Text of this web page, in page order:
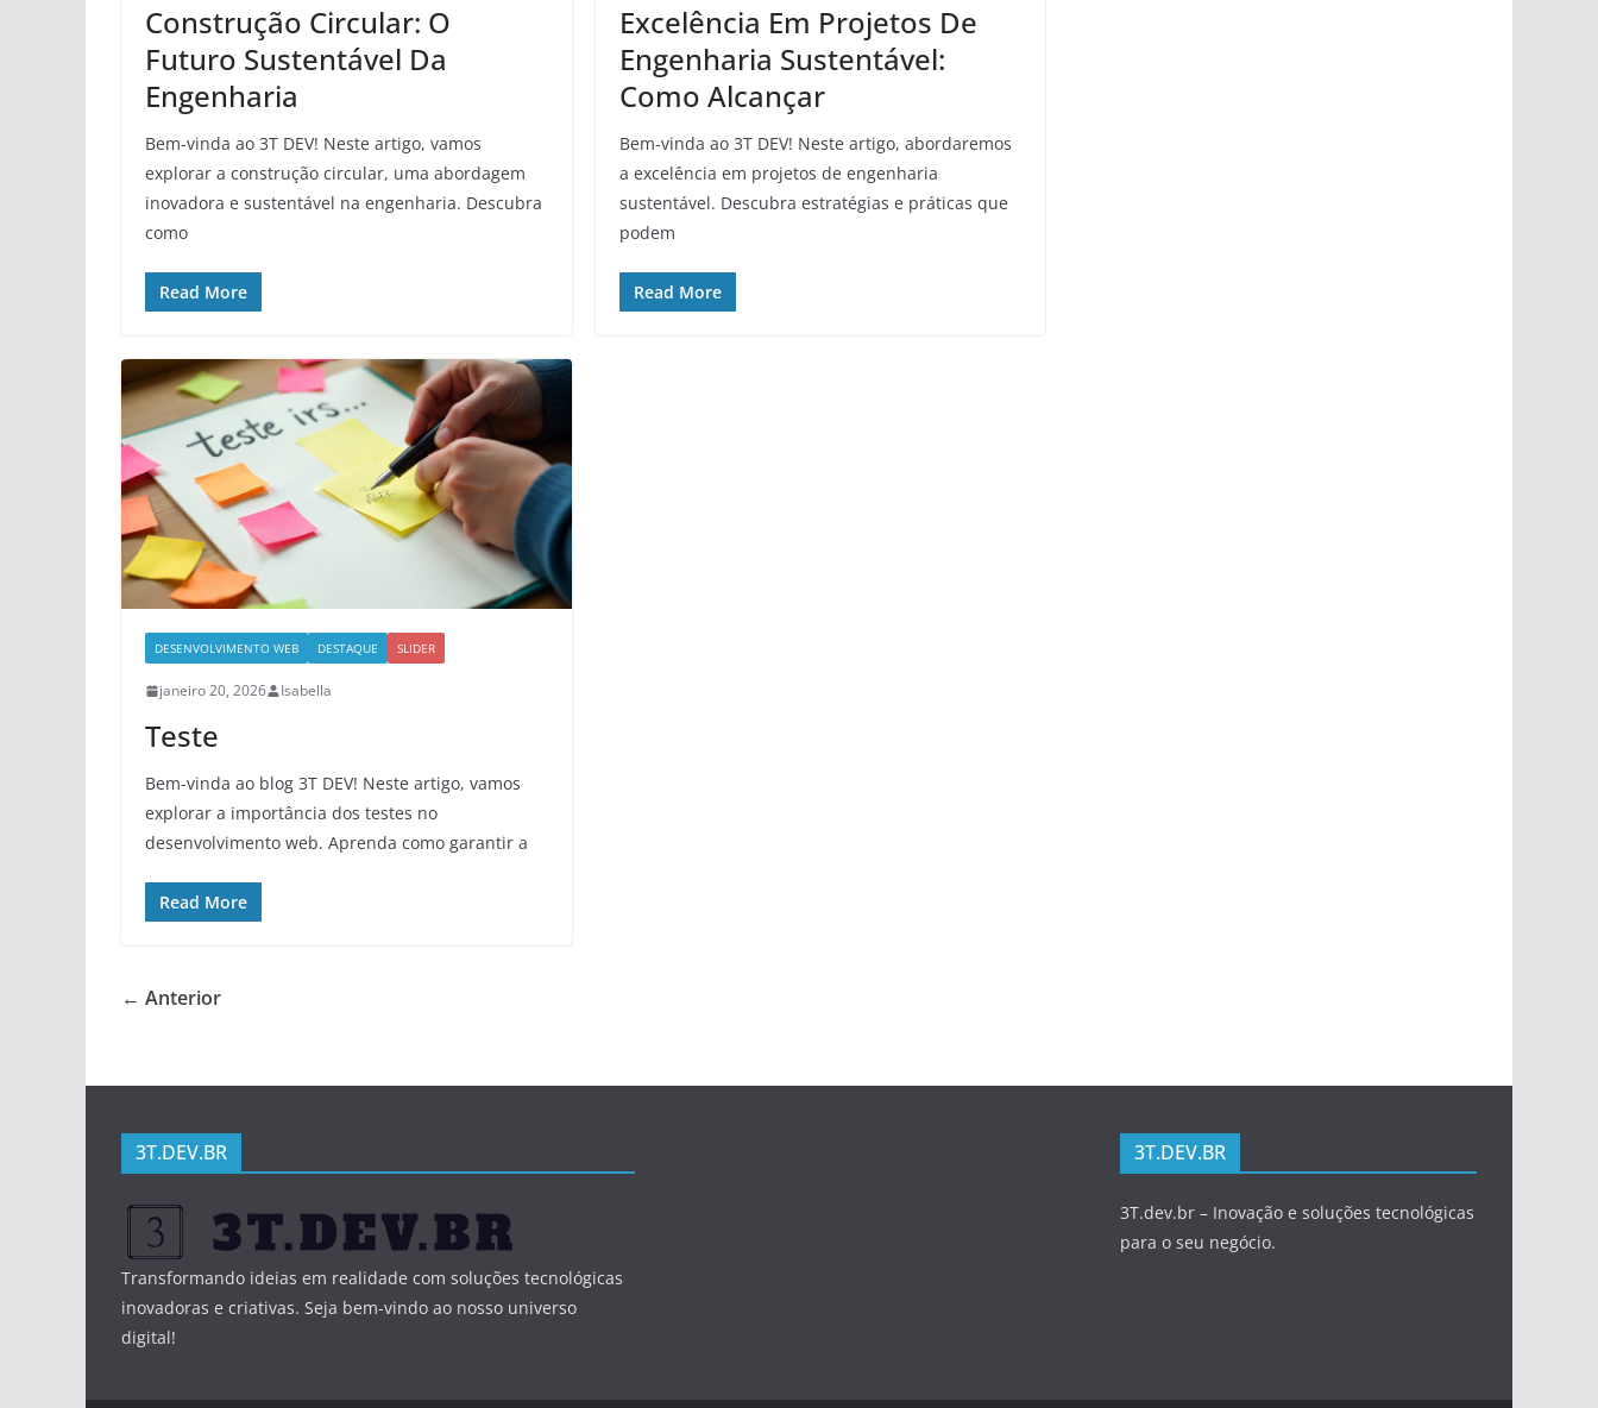
Construção Circular: O
Futuro Sustentável Da
Engenharia
Bem-vinda ao 3T DEV! Neste artigo, vamos
explorar a construção circular, uma abordagem
inovadora e sustentável na engenharia. Descubra
como
Read More
Excelência Em Projetos De
Engenharia Sustentável:
Como Alcançar
Bem-vinda ao 3T DEV! Neste artigo, abordaremos
a excelência em projetos de engenharia
sustentável. Descubra estratégias e práticas que
podem
Read More
DESENVOLVIMENTO WEB DESTAQUE SLIDER
janeiro 20, 2026 Isabella
Teste
Bem-vinda ao blog 3T DEV! Neste artigo, vamos
explorar a importância dos testes no
desenvolvimento web. Aprenda como garantir a
Read More
← Anterior
3T.DEV.BR
Transformando ideias em realidade com soluções tecnológicas
inovadoras e criativas. Seja bem-vindo ao nosso universo
digital!
3T.DEV.BR
3T.dev.br – Inovação e soluções tecnológicas
para o seu negócio.